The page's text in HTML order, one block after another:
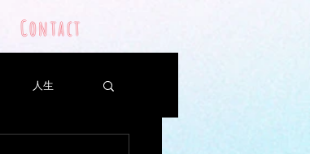
Contact
人生